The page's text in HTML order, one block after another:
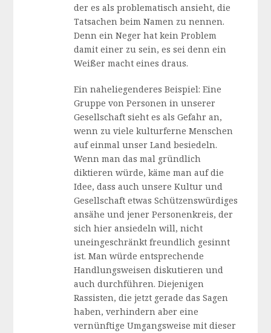
der es als problematisch ansieht, die
Tatsachen beim Namen zu nennen.
Denn ein Neger hat kein Problem
damit einer zu sein, es sei denn ein
Weißer macht eines draus.
Ein naheliegenderes Beispiel: Eine
Gruppe von Personen in unserer
Gesellschaft sieht es als Gefahr an,
wenn zu viele kulturferne Menschen
auf einmal unser Land besiedeln.
Wenn man das mal gründlich
diktieren würde, käme man auf die
Idee, dass auch unsere Kultur und
Gesellschaft etwas Schützenswürdiges
ansähe und jener Personenkreis, der
sich hier ansiedeln will, nicht
uneingeschränkt freundlich gesinnt
ist. Man würde entsprechende
Handlungsweisen diskutieren und
auch durchführen. Diejenigen
Rassisten, die jetzt gerade das Sagen
haben, verhindern aber eine
vernünftige Umgangsweise mit dieser